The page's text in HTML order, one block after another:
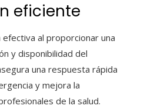
eficiente
efectiva al proporcionar una
y disponibilidad del
una respuesta rápida
y mejora la
de la salud.